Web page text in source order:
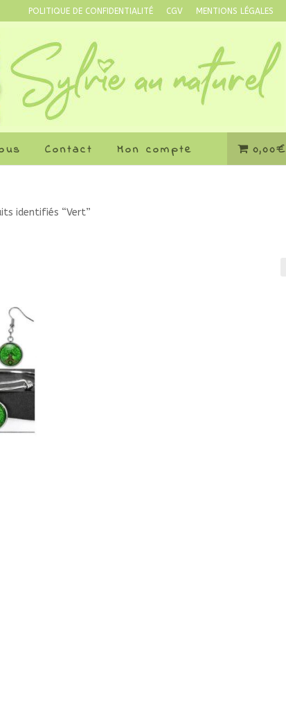
POLITIQUE DE CONFIDENTIALITÉ CGV MENTIONS LÉGALES
Contact Mon compte 0,00€
identifiés “Vert”